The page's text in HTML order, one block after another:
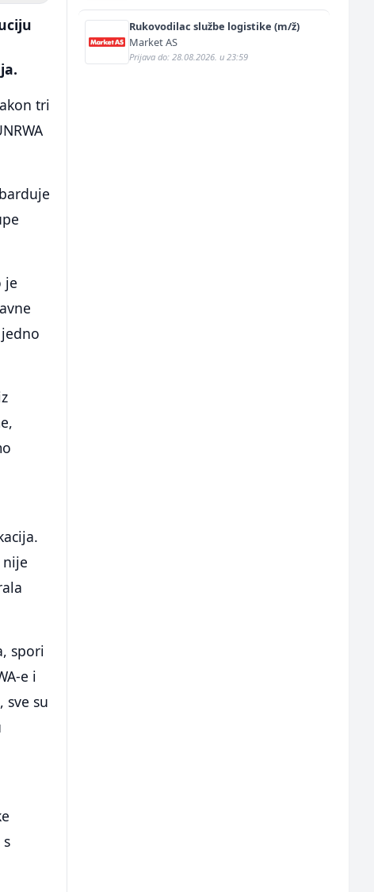
tri
je
nije
spori
e i
sve su
Rukovodilac službe logistike (m/ž)
Market AS
Prijava do: 28.08.2026. u 23:59